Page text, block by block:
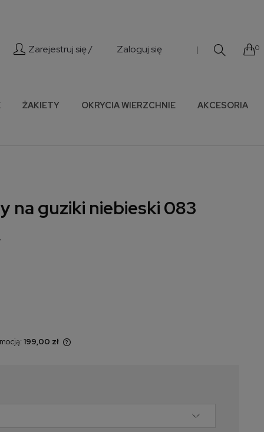
Zarejestruj się / Zaloguj się | 0
ŻAKIETY OKRYCIA WIERZCHNIE AKCESORIA
na guziki niebieski 083
199,00 zł